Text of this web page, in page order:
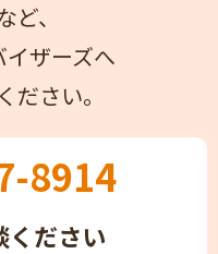
ど、
ザーズへ
ださい。
8914
ください